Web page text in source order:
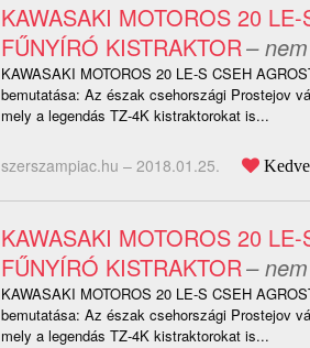
KAWASAKI MOTOROS 20
FŰNYÍRÓ KISTRAKTOR–
KAWASAKI MOTOROS 20 LE-S CSEH
bemutatása: Az észak csehországi Prostejov
mely a legendás TZ-4K kistraktorokat is...
szerszampiac.hu – 2018.01.25.
KAWASAKI MOTOROS 20
FŰNYÍRÓ KISTRAKTOR–
KAWASAKI MOTOROS 20 LE-S CSEH
bemutatása: Az észak csehországi Prostejov
mely a legendás TZ-4K kistraktorokat is...